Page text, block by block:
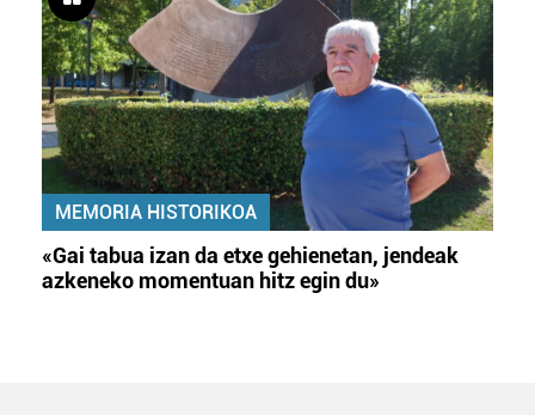
MEMORIA HISTORIKOA
«Gai tabua izan da etxe gehienetan, jendeak
azkeneko momentuan hitz egin du»